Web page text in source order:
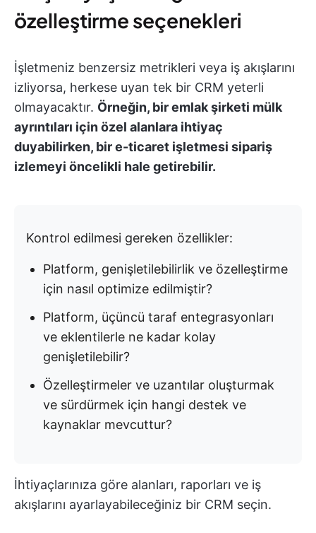
özelleştirme seçenekleri
İşletmeniz benzersiz metrikleri veya iş akışlarını
izliyorsa, herkese uyan tek bir CRM yeterli
olmayacaktır. Örneğin, bir emlak şirketi mülk
ayrıntıları için özel alanlara ihtiyaç
duyabilirken, bir e-ticaret işletmesi sipariş
izlemeyi öncelikli hale getirebilir.
Kontrol edilmesi gereken özellikler:
Platform, genişletilebilirlik ve özelleştirme
için nasıl optimize edilmiştir?
Platform, üçüncü taraf entegrasyonları
ve eklentilerle ne kadar kolay
genişletilebilir?
Özelleştirmeler ve uzantılar oluşturmak
ve sürdürmek için hangi destek ve
kaynaklar mevcuttur?
İhtiyaçlarınıza göre alanları, raporları ve iş
akışlarını ayarlayabileceğiniz bir CRM seçin.